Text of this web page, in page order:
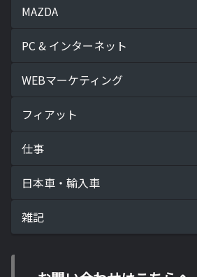
MAZDA
PC & インターネット
WEBマーケティング
フィアット
仕事
日本車・輸入車
雑記